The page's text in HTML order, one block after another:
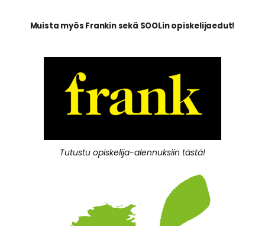
Muista myös Frankin sekä SOOLin opiskelijaedut!
Tutustu opiskelija-alennuksiin tästä!